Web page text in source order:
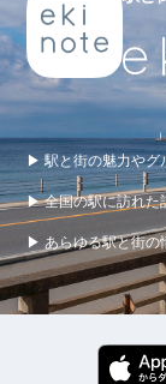
▶ 駅と街の魅力やグ
▶ 全国の駅に訪れた
▶ あらゆる駅と街の